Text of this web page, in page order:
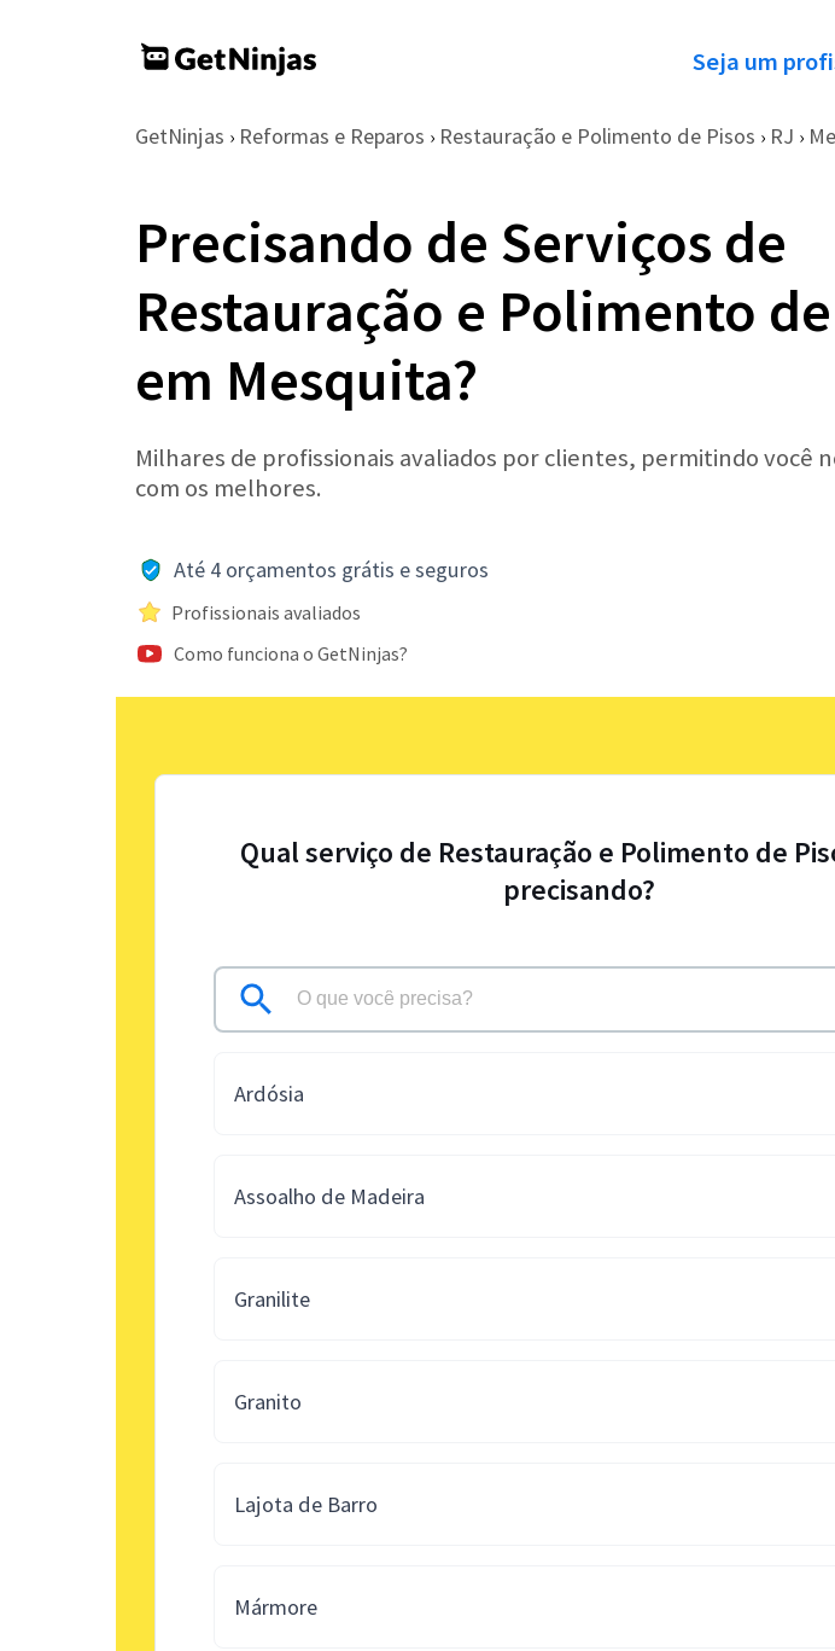
Seja um
GetNinjas › Reformas e Reparos › Restauração e Polimento de Pisos › RJ ›
Precisando de Serviços de
Restauração e Polimento
em Mesquita?
Milhares de profissionais avaliados por clientes, permitindo você
com os melhores.
Até 4 orçamentos grátis e seguros
Profissionais avaliados
Como funciona o GetNinjas?
Qual serviço de Restauração e Polimento de
precisando?
Ardósia
Assoalho de Madeira
Granilite
Granito
Lajota de Barro
Mármore